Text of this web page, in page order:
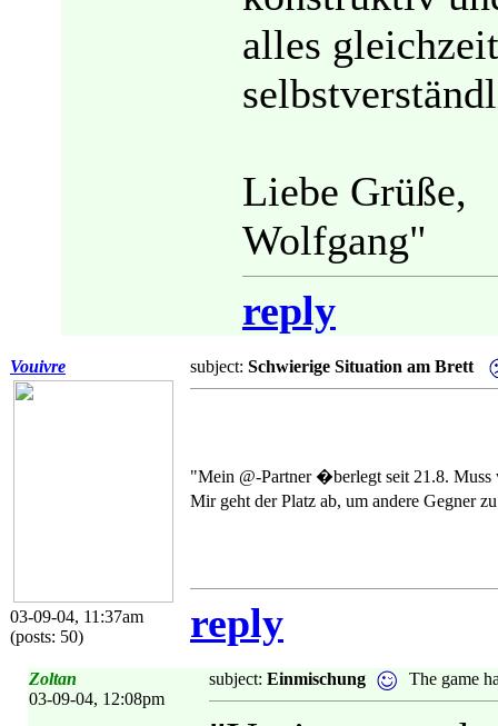
alles
Liebe Grüße,
Wolfgang"
reply
Vouivre
03-09-04, 11:37am
(posts: 50)
subject: Schwierige Situation am Brett
"Mein @-Partner �berlegt seit 21.8. Muss
Mir geht der Platz ab, um andere Gegner
reply
Zoltan
03-09-04, 12:08pm
subject: Einmischung The game